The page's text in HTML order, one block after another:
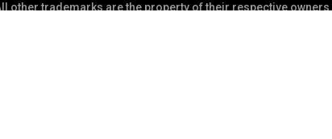
other trademarks are the property of their respective owners.